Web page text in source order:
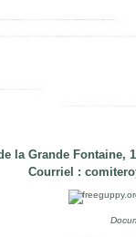
la Grande Fontaine,
Courriel :